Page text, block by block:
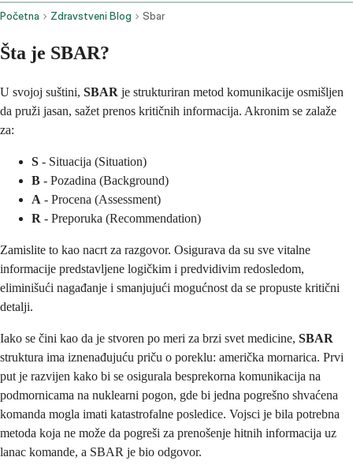
Početna Zdravstveni Blog Sbar
Šta je SBAR?
U svojoj suštini, SBAR je strukturiran metod komunikacije osmišljen
da pruži jasan, sažet prenos kritičnih informacija. Akronim se zalaže
za:
S - Situacija (Situation)
B - Pozadina (Background)
A - Procena (Assessment)
R - Preporuka (Recommendation)
Zamislite to kao nacrt za razgovor. Osigurava da su sve vitalne
informacije predstavljene logičkim i predvidivim redosledom,
eliminišući nagađanje i smanjujući mogućnost da se propuste kritični
detalji.
Iako se čini kao da je stvoren po meri za brzi svet medicine, SBAR
struktura ima iznenađujuću priču o poreklu: američka mornarica. Prvi
put je razvijen kako bi se osigurala besprekorna komunikacija na
podmornicama na nuklearni pogon, gde bi jedna pogrešno shvaćena
komanda mogla imati katastrofalne posledice. Vojsci je bila potrebna
metoda koja ne može da pogreši za prenošenje hitnih informacija uz
lanac komande, a SBAR je bio odgovor.